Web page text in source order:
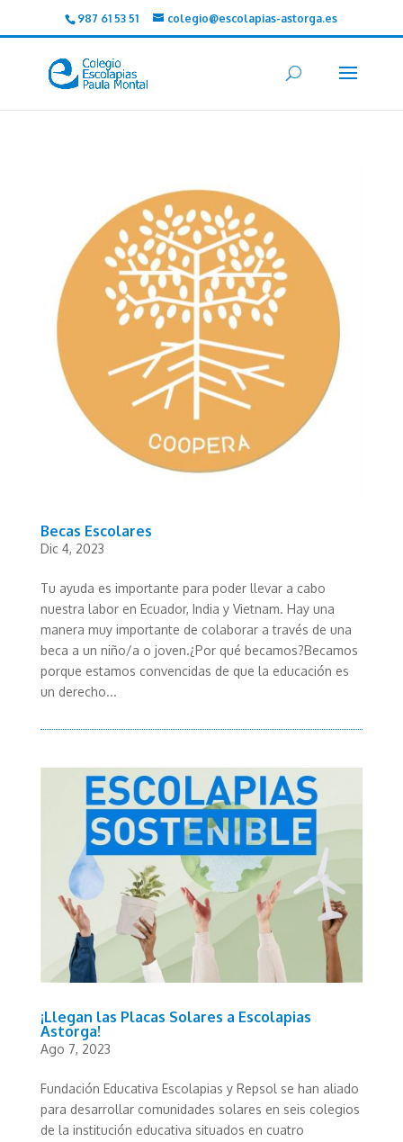
987 61 53 51 colegio@escolapias-astorga.es
Becas Escolares
Dic 4, 2023
Tu ayuda es importante para poder llevar a cabo
nuestra labor en Ecuador, India y Vietnam. Hay una
manera muy importante de colaborar a través de una
beca a un niño/a o joven.¿Por qué becamos?Becamos
porque estamos convencidas de que la educación es
un derecho...
¡Llegan las Placas Solares a Escolapias
Astorga!
Ago 7, 2023
Fundación Educativa Escolapias y Repsol se han aliado
para desarrollar comunidades solares en seis colegios
de la institución educativa situados en cuatro